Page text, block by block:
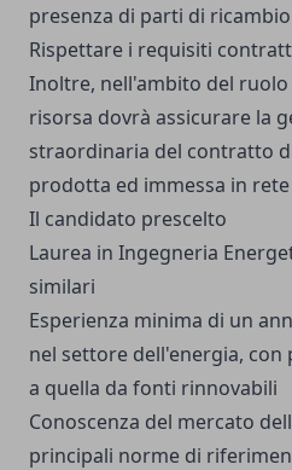
presenza di parti di
Rispettare i requisiti
Inoltre, nell'ambito del ruolo
risorsa dovrà assicurare la
straordinaria del contratto
prodotta ed immessa in
Il candidato prescelto
Laurea in Ingegneria
similari
Esperienza minima di un
nel settore dell'energia,
a quella da fonti rinnovabili
Conoscenza del mercato
principali norme di